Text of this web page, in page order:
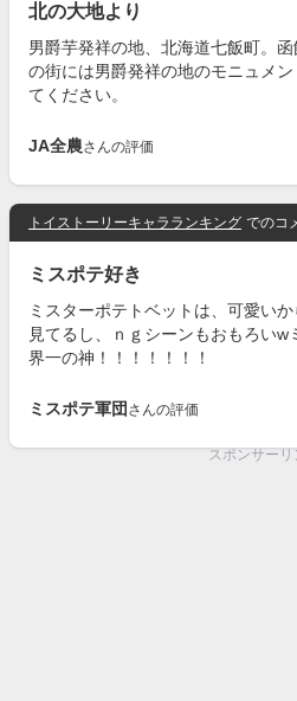
北の大地より
男爵芋発祥の地、北海道七飯町。
の街には男爵発祥の地のモニュメ
てください。
JA全農さんの評価
トイストーリーキャラランキング でのコ
ミスポテ好き
ミスターポテトベットは、可愛い
見てるし、ｎｇシーンもおもろい
界一の神！！！！！！！
ミスポテ軍団 さんの評価
スポンサーリ